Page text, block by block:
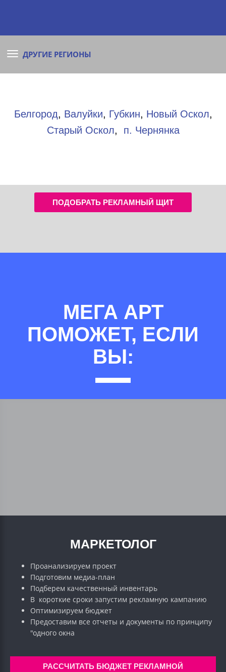
ДРУГИЕ РЕГИОНЫ
Белгород, Валуйки, Губкин, Новый Оскол,
Старый Оскол, п. Чернянка
ПОДОБРАТЬ РЕКЛАМНЫЙ ЩИТ
МЕГА АРТ
ПОМОЖЕТ, ЕСЛИ
ВЫ:
МАРКЕТОЛОГ
Проанализируем проект
Подготовим медиа-план
Подберем качественный инвентарь
В короткие сроки запустим рекламную кампанию
Оптимизируем бюджет
Предоставим все отчеты и документы по принципу
"одного окна
РАССЧИТАТЬ БЮДЖЕТ РЕКЛАМНОЙ